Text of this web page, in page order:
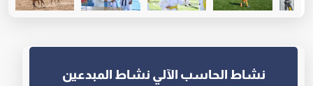
نشاط الحاسب الآلي نشاط المبدعين